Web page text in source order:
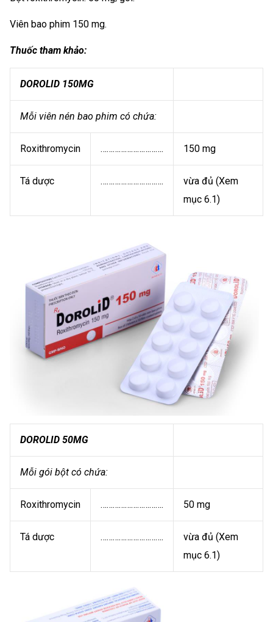
Viên bao phim 150 mg.
Thuốc tham khảo:
DOROLID 150MG
Mỗi viên nén bao phim có chứa:
Roxithromycin …………………………. 150 mg
Tá dược ………………………….
vừa đủ (Xem
mục 6.1)
DOROLID 50MG
Mỗi gói bột có chứa:
Roxithromycin …………………………. 50 mg
Tá dược ………………………….
vừa đủ (Xem
mục 6.1)